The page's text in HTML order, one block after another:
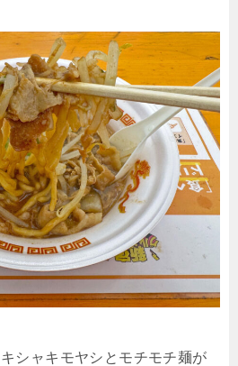
シャキモヤシとモチモチ麺が